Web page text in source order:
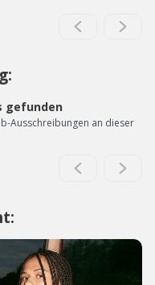
gefunden
Ausschreibungen an dieser